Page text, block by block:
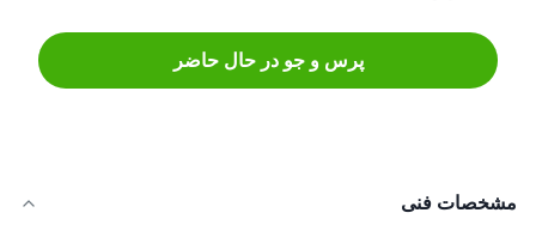
پرس و جو در حال حاضر
مشخصات فنی